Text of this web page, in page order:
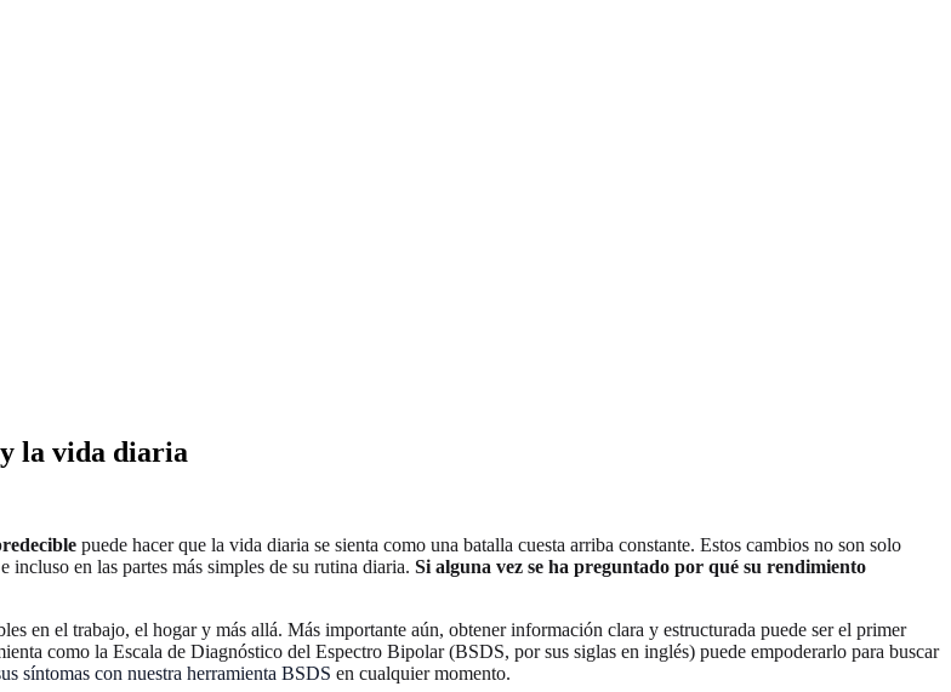
la vida diaria
puede hacer que la vida diaria se sienta como una batalla cuesta arriba constante. Estos cambios no son solo
en las partes más simples de su rutina diaria. Si alguna vez se ha preguntado por qué su rendimiento
en el trabajo, el hogar y más allá. Más importante aún, obtener información clara y estructurada puede ser el primer
como la Escala de Diagnóstico del Espectro Bipolar (BSDS, por sus siglas en inglés) puede empoderarlo para buscar
síntomas con nuestra herramienta BSDS en cualquier momento.